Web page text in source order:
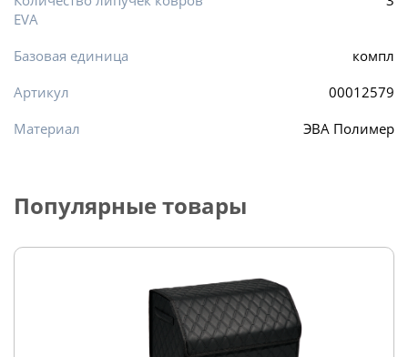
EVA
Базовая единица
компл
Артикул
00012579
Материал
ЭВА Полимер
Популярные товары